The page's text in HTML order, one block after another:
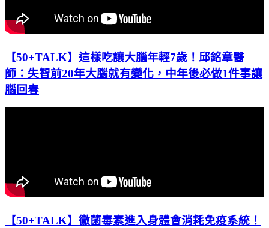
【50+TALK】這樣吃讓大腦年輕7歲！邱銘章醫
師：失智前20年大腦就有變化，中年後必做1件事讓
腦回春
【50+TALK】黴菌毒素進入身體會消耗免疫系統！